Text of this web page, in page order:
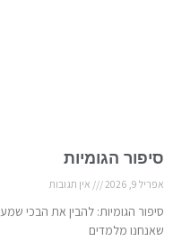
סיפור הגומיות
אפריל 9, 2026 אין תגובות
סיפור הגומיות: להבין את הבכי
שאנחנו מלמדים